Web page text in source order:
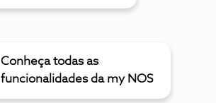
Conheça todas as
funcionalidades da my NOS